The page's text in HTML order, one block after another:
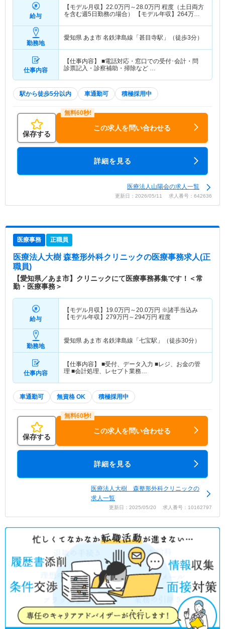
給与
【モデル月収】 22.0万円～28.0万円 程度（土日両方
を含む週5日勤務の場合） 【モデル年収】 264万円
務の場合）
勤務地
愛知県 あま市 名鉄津島線「甚目寺駅」（徒歩3分）
仕事内容
【仕事内容】 ■電話対応・窓口での受付･会計・問
診票記入・診察補助・掃除など …
駅から徒歩5分以内 車通勤可 積極採用中
保存する
この求人を問い合わせる
詳細を見る
医療法人山陽会の求人一覧
更新日：2026/05/11 求人番号：642636
医療事務 正職員
医療法人大樹 森整形外科クリニックの医療事務求人(正
職員)
【愛知県／あま市】クリニックにて医療事務募集です！＜常
勤・医療事務＞
給与
【モデル月収】 19.0万円～20.0万円 ※諸手当込み
【モデル年収】 279万円～294万円 程度
勤務地
愛知県 あま市 名鉄津島線「七宝駅」（徒歩30分）
仕事内容
【仕事内容】 ■受付、データ入力 ■レジ、お金の管
理 ■会計処理、レセプト業務…
車通勤可 無資格 OK 積極採用中
保存する
この求人を問い合わせる
詳細を見る
医療法人大樹 森整形外科クリニックの
求人一覧
更新日：2025/05/20 求人番号：10162797